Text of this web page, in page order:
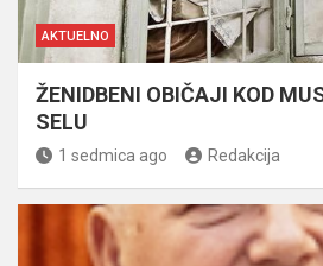
AKTUELNO
ŽENIDBENI OBIČAJI KOD
SELU
1 sedmica ago Redakcija